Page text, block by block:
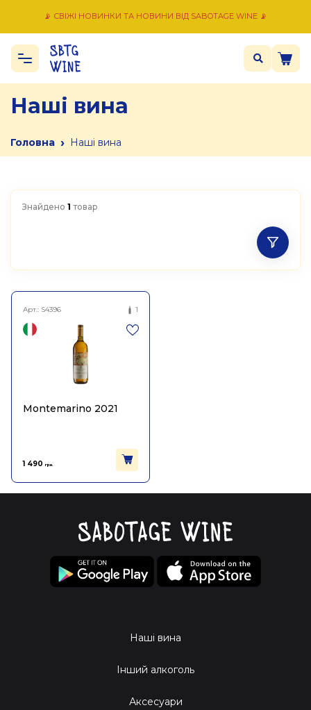
📡 СВІЖІ НОВИНКИ ТА НОВИНИ ВІД SABOTAGE WINE 📡
Наші вина
Головна › Наші вина
Знайдено 1 товар
Арт.: S4396 1
Montemarino 2021
1 490 грн.
Наші вина
Інший алкоголь
Аксесуари